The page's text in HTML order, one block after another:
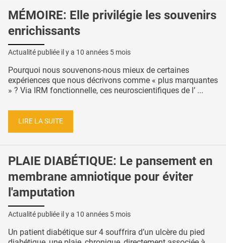
MÉMOIRE: Elle privilégie les souvenirs
enrichissants
Actualité publiée il y a 10 années 5 mois
Pourquoi nous souvenons-nous mieux de certaines
expériences que nous décrivons comme « plus marquantes
» ? Via IRM fonctionnelle, ces neuroscientifiques de l’ ...
LIRE LA SUITE
PLAIE DIABÉTIQUE: Le pansement en
membrane amniotique pour éviter
l'amputation
Actualité publiée il y a 10 années 5 mois
Un patient diabétique sur 4 souffrira d’un ulcère du pied